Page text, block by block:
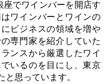
でワインバーを開店す
ワインバーとワインの
ビジネスの領域を増や
専門家を紹介していた
ンスから厳選したワイ
いるのを目にし、東京
思っています。